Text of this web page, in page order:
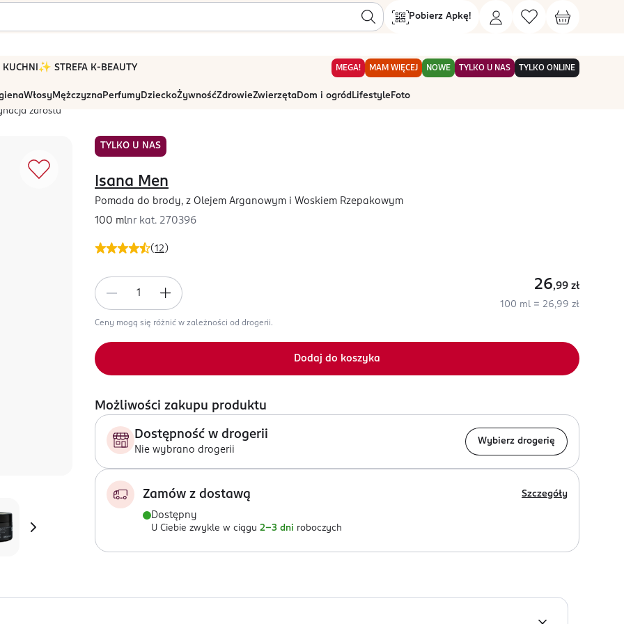
Pobierz Apkę!
KUCHNI ✨ STREFA K-BEAUTY MEGA! MAM WIĘCEJ NOWE TYLKO U NAS TYLKO ONLINE
WłosyMężczyznaPerfumyDzieckoŻywnośćZdrowieZwierzętaDom i ogród Lifestyle Foto
zarostu
TYLKO U NAS
(12 )
Isana Men
Pomada do brody, z Olejem Arganowym i Woskiem Rzepakowym
100 mlnr kat. 270396
26,99 zł
100 ml = 26,99 zł
Ceny mogą się różnić w zależności od drogerii.
Dodaj do koszyka
Możliwości zakupu produktu
Dostępność w drogerii
Nie wybrano drogerii
Wybierz drogerię
Zamów z dostawą Szczegóły
Dostępny
U Ciebie zwykle w ciągu 2-3 dni roboczych